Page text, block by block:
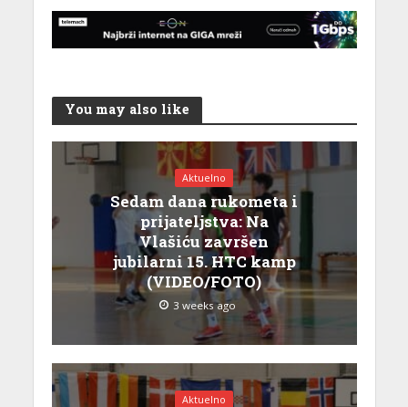
You may also like
Aktuelno
Sedam dana rukometa i
prijateljstva: Na
Vlašiću završen
jubilarni 15. HTC kamp
(VIDEO/FOTO)
3 weeks ago
Aktuelno